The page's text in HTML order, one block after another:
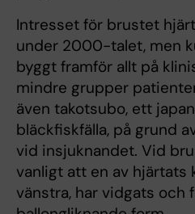
Intresset för brustet
under 2000-talet, men
byggt framför allt på
mindre grupper
även takotsubo, ett
bläckfiskfälla, på grund
vid insjuknandet. Vid
vanligt att en av hjärtats
vänstra, har vidgats och